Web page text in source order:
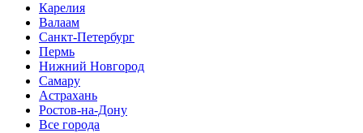
Карелия
Валаам
Санкт-Петербург
Пермь
Нижний Новгород
Самару
Астрахань
Ростов-на-Дону
Все города